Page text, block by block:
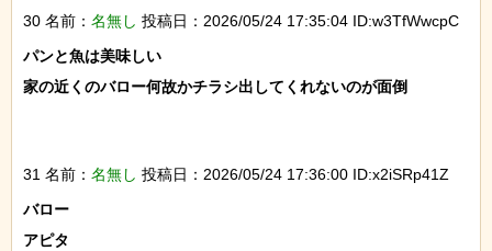
30 名前： 名無し 投稿日：2026/05/24 17:35:04 ID:w3TfWwcpC
パンと魚は美味しい
家の近くのバロー何故かチラシ出してくれないのが面倒
31 名前： 名無し 投稿日：2026/05/24 17:36:00 ID:x2iSRp41Z
バロー
アピタ